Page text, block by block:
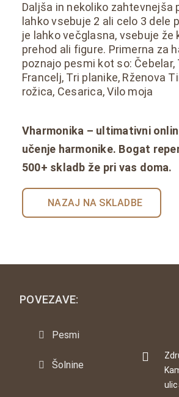
Daljša in nekoliko zahtevnejša
lahko vsebuje 2 ali celo 3 dele
je lahko večglasna, vsebuje že
prehod ali figure. Primerna za
poznajo pesmi kot so:
Francelj, Tri planike, Rženova
rožica, Cesarica, Vilo moja
Vharmonika – ultimativni
učenje harmonike. Bogat
500+ skladb že pri vas doma.
NAZAJ NA SKLADBE
POVEZAVE:
Pesmi
Šolnine